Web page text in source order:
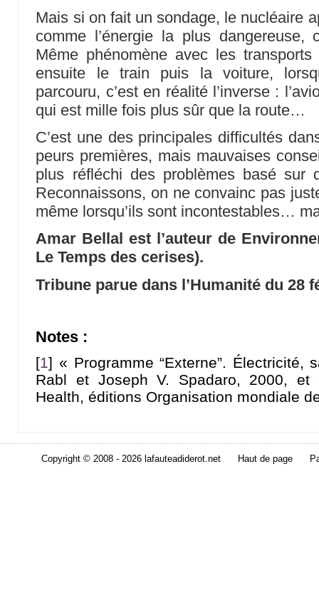
Mais si on fait un sondage, le nucléaire
comme l’énergie la plus
Même phénomène avec les
ensuite le train puis la voiture,
parcouru, c’est en réalité l’inverse :
qui est mille fois plus sûr que la route…
C’est une des principales difficultés
peurs premières, mais mauvaises
plus réfléchi des problèmes basé sur
Reconnaissons, on ne convainc pas
même lorsqu’ils sont incontestables…
Amar Bellal est l’auteur de
Le Temps des cerises).
Tribune parue dans l’Humanité du 28
Notes :
[1]« Programme “Externe”. Électricité,
Rabl et Joseph V. Spadaro, 2000, et
Health, éditions Organisation mondiale
Copyright © 2008 - 2026 lafauteadiderot.net Haut de page